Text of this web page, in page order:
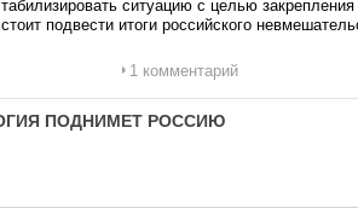
ситуацию с целью закрепления
подвести итоги российского
1 комментарий
ПОДНИМЕТ РОССИЮ